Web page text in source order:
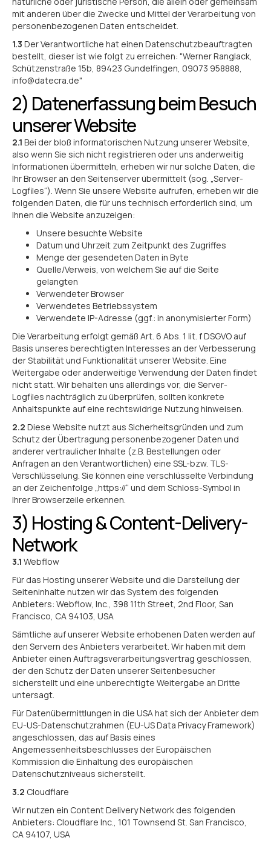
mit anderen über die Zwecke und Mittel der Verarbeitung von
personenbezogenen Daten entscheidet.
1.3 Der Verantwortliche hat einen Datenschutzbeauftragten
bestellt, dieser ist wie folgt zu erreichen: "Werner Ranglack,
Schützenstraße 15b, 89423 Gundelfingen, 09073 958888,
info@datecra.de"
2) Datenerfassung beim Besuch
unserer Website
2.1 Bei der bloß informatorischen Nutzung unserer Website,
also wenn Sie sich nicht registrieren oder uns anderweitig
Informationen übermitteln, erheben wir nur solche Daten, die
Ihr Browser an den Seitenserver übermittelt (sog. „Server-
Logfiles“). Wenn Sie unsere Website aufrufen, erheben wir die
folgenden Daten, die für uns technisch erforderlich sind, um
Ihnen die Website anzuzeigen:
Unsere besuchte Website
Datum und Uhrzeit zum Zeitpunkt des Zugriffes
Menge der gesendeten Daten in Byte
Quelle/Verweis, von welchem Sie auf die Seite
gelangten
Verwendeter Browser
Verwendetes Betriebssystem
Verwendete IP-Adresse (ggf.: in anonymisierter Form)
Die Verarbeitung erfolgt gemäß Art. 6 Abs. 1 lit. f DSGVO auf
Basis unseres berechtigten Interesses an der Verbesserung
der Stabilität und Funktionalität unserer Website. Eine
Weitergabe oder anderweitige Verwendung der Daten findet
nicht statt. Wir behalten uns allerdings vor, die Server-
Logfiles nachträglich zu überprüfen, sollten konkrete
Anhaltspunkte auf eine rechtswidrige Nutzung hinweisen.
2.2 Diese Website nutzt aus Sicherheitsgründen und zum
Schutz der Übertragung personenbezogener Daten und
anderer vertraulicher Inhalte (z.B. Bestellungen oder
Anfragen an den Verantwortlichen) eine SSL-bzw. TLS-
Verschlüsselung. Sie können eine verschlüsselte Verbindung
an der Zeichenfolge „https://“ und dem Schloss-Symbol in
Ihrer Browserzeile erkennen.
3) Hosting & Content-Delivery-
Network
3.1 Webflow
Für das Hosting unserer Website und die Darstellung der
Seiteninhalte nutzen wir das System des folgenden
Anbieters: Webflow, Inc., 398 11th Street, 2nd Floor, San
Francisco, CA 94103, USA
Sämtliche auf unserer Website erhobenen Daten werden auf
den Servern des Anbieters verarbeitet. Wir haben mit dem
Anbieter einen Auftragsverarbeitungsvertrag geschlossen,
der den Schutz der Daten unserer Seitenbesucher
sicherstellt und eine unberechtigte Weitergabe an Dritte
untersagt.
Für Datenübermittlungen in die USA hat sich der Anbieter dem
EU-US-Datenschutzrahmen (EU-US Data Privacy Framework)
angeschlossen, das auf Basis eines
Angemessenheitsbeschlusses der Europäischen
Kommission die Einhaltung des europäischen
Datenschutzniveaus sicherstellt.
3.2 Cloudflare
Wir nutzen ein Content Delivery Network des folgenden
Anbieters: Cloudflare Inc., 101 Townsend St. San Francisco,
CA 94107, USA